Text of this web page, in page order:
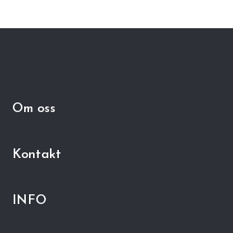
Om oss
Kontakt
INFO